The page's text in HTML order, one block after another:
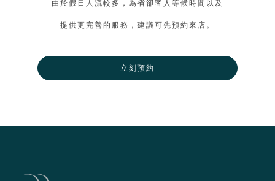
由於假日人流較多，為省卻客人等候時間以及
提供更完善的服務，建議可先預約來店。
立刻預約